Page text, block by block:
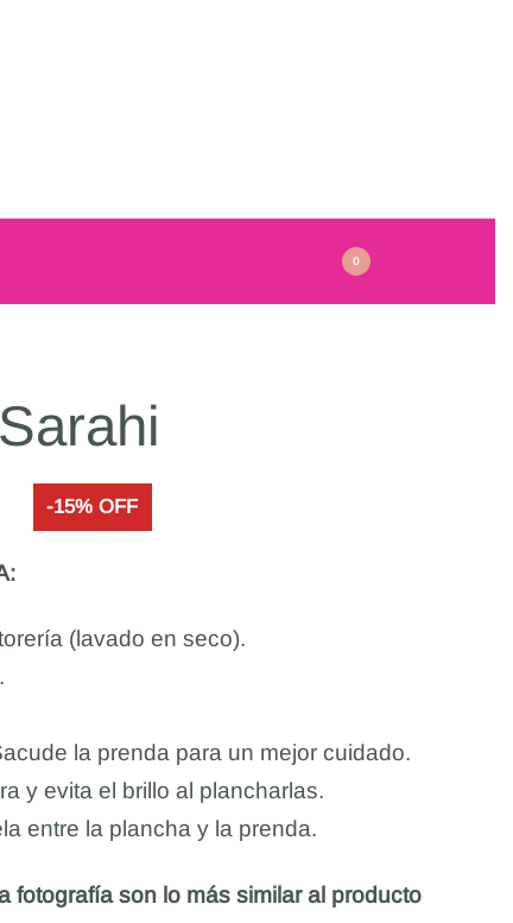
0
-15% OFF
(lavado en seco).
la prenda para un mejor cuidado.
y evita el brillo al plancharlas.
entre la plancha y la prenda.
fotografía son lo más similar al producto